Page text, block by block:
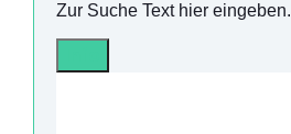
Zur Suche Text hier eingeben.